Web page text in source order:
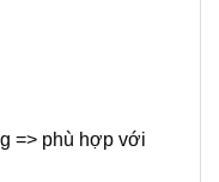
=> phù hợp với